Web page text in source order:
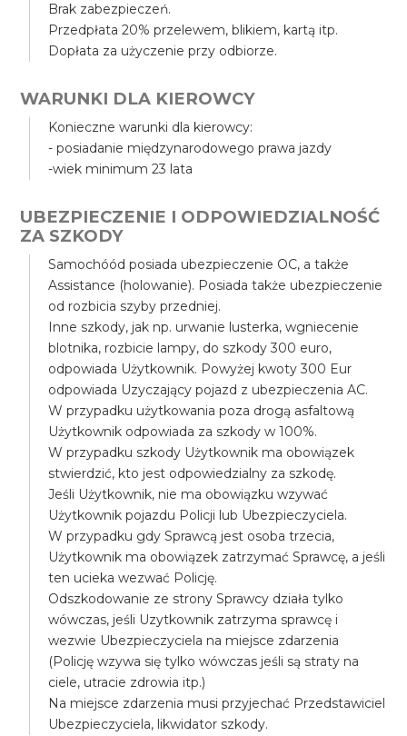
Brak zabezpieczeń.
Przedpłata 20% przelewem, blikiem, kartą itp.
Dopłata za użyczenie przy odbiorze.
WARUNKI DLA KIEROWCY
Konieczne warunki dla kierowcy:
- posiadanie międzynarodowego prawa jazdy
-wiek minimum 23 lata
UBEZPIECZENIE I ODPOWIEDZIALNOŚĆ
ZA SZKODY
Samochóód posiada ubezpieczenie OC, a także
Assistance (holowanie). Posiada także ubezpieczenie
od rozbicia szyby przedniej.
Inne szkody, jak np. urwanie lusterka, wgniecenie
blotnika, rozbicie lampy, do szkody 300 euro,
odpowiada Użytkownik. Powyżej kwoty 300 Eur
odpowiada Uzyczający pojazd z ubezpieczenia AC.
W przypadku użytkowania poza drogą asfaltową
Użytkownik odpowiada za szkody w 100%.
W przypadku szkody Użytkownik ma obowiązek
stwierdzić, kto jest odpowiedzialny za szkodę.
Jeśli Użytkownik, nie ma obowiązku wzywać
Użytkownik pojazdu Policji lub Ubezpieczyciela.
W przypadku gdy Sprawcą jest osoba trzecia,
Użytkownik ma obowiązek zatrzymać Sprawcę, a jeśli
ten ucieka wezwać Policję.
Odszkodowanie ze strony Sprawcy działa tylko
wówczas, jeśli Uzytkownik zatrzyma sprawcę i
wezwie Ubezpieczyciela na miejsce zdarzenia
(Policję wzywa się tylko wówczas jeśli są straty na
ciele, utracie zdrowia itp.)
Na miejsce zdarzenia musi przyjechać Przedstawiciel
Ubezpieczyciela, likwidator szkody.